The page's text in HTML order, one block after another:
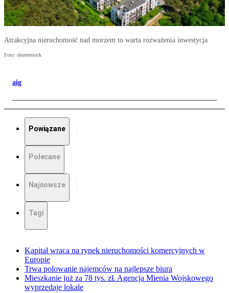
Atrakcyjna nieruchomość nad morzem to warta rozważenia inwestycja
Foto: shutterstock
aig
Powiązane
Polecane
Najnowsze
Tagi
Kapitał wraca na rynek nieruchomości komercyjnych w
Europie
Trwa polowanie najemców na najlepsze biura
Mieszkanie już za 78 tys. zł. Agencja Mienia Wojskowego
wyprzedaje lokale